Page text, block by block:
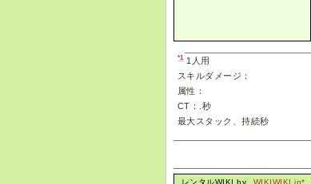
*1 1人用
スキルダメージ：
属性：
CT：.秒
最大スタック、持続秒